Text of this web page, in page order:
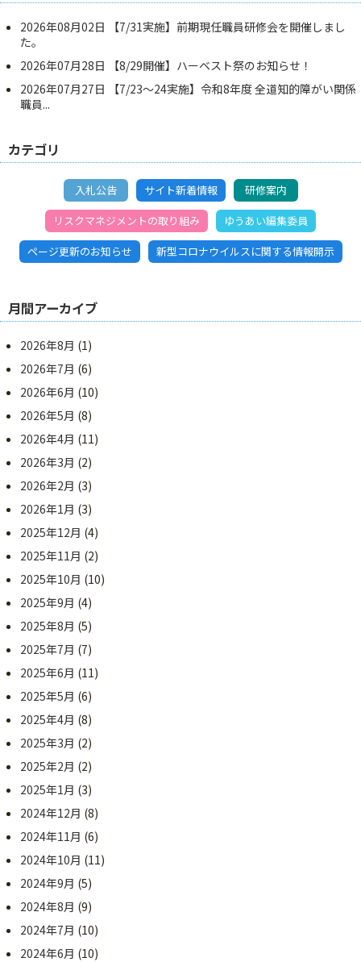
2026年08月02日
【7/31実施】前期現任職員研修会を開催しまし
た。
2026年07月28日
【8/29開催】ハーベスト祭のお知らせ！
2026年07月27日
【7/23～24実施】令和8年度 全道知的障がい関係
職員...
カテゴリ
入札公告 サイト新着情報
研修案内
リスクマネジメントの取り組み
ゆうあい編集委員
ページ更新のお知らせ
新型コロナウイルスに関する情報開示
月間アーカイブ
2026年8月 (1)
2026年7月 (6)
2026年6月 (10)
2026年5月 (8)
2026年4月 (11)
2026年3月 (2)
2026年2月 (3)
2026年1月 (3)
2025年12月 (4)
2025年11月 (2)
2025年10月 (10)
2025年9月 (4)
2025年8月 (5)
2025年7月 (7)
2025年6月 (11)
2025年5月 (6)
2025年4月 (8)
2025年3月 (2)
2025年2月 (2)
2025年1月 (3)
2024年12月 (8)
2024年11月 (6)
2024年10月 (11)
2024年9月 (5)
2024年8月 (9)
2024年7月 (10)
2024年6月 (10)